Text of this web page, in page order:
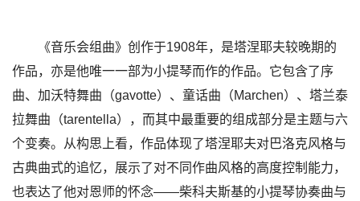
《音乐会组曲》创作于1908年，是塔涅耶夫较晚期的
作品，亦是他唯一一部为小提琴而作的作品。它包含了序
曲、加沃特舞曲（gavotte）、童话曲（Marchen）、塔兰泰
拉舞曲（tarentella），而其中最重要的组成部分是主题与六
个变奏。从构思上看，作品体现了塔涅耶夫对巴洛克风格与
古典曲式的追忆，展示了对不同作曲风格的高度控制能力，
也表达了他对恩师的怀念——柴科夫斯基的小提琴协奏曲与